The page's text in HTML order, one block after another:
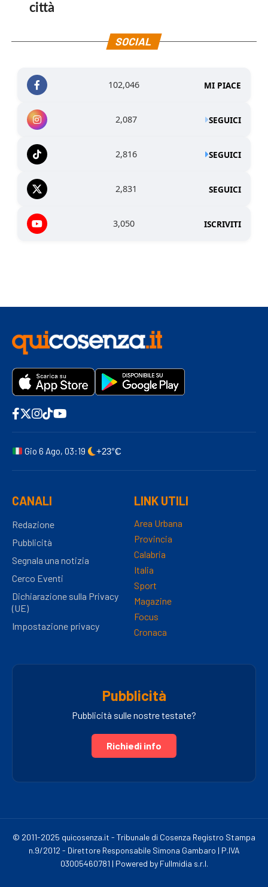
città
SOCIAL
102,046 MI PIACE
2,087 SEGUICI
2,816 SEGUICI
2,831 SEGUICI
3,050 ISCRIVITI
Gio 6 Ago, 03:19 +23°C
CANALI
Redazione
Pubblicità
Segnala una notizia
Cerco Eventi
Dichiarazione sulla Privacy
(UE)
Impostazione privacy
LINK UTILI
Area Urbana
Provincia
Calabria
Italia
Sport
Magazine
Focus
Cronaca
Pubblicità
Pubblicità sulle nostre testate?
Richiedi info
© 2011-2025 quicosenza.it - Tribunale di Cosenza Registro Stampa
n.9/2012 - Direttore Responsabile Simona Gambaro | P.IVA
03005460781 | Powered by Fullmidia s.r.l.